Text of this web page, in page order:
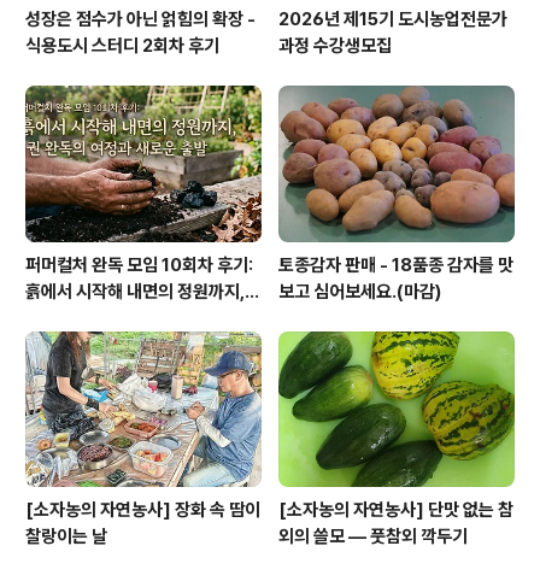
성장은 점수가 아닌 얽힘의 확장 -
식용도시 스터디 2회차 후기
2026년 제15기 도시농업전문가
과정 수강생모집
퍼머컬처 완독 모임 10회차 후기:
흙에서 시작해 내면의 정원까지, 1
토종감자 판매 - 18품종 감자를 맛
보고 심어보세요.(마감)
[소자농의 자연농사] 장화 속 땀이
찰랑이는 날
[소자농의 자연농사] 단맛 없는 참
외의 쓸모 — 풋참외 깍두기